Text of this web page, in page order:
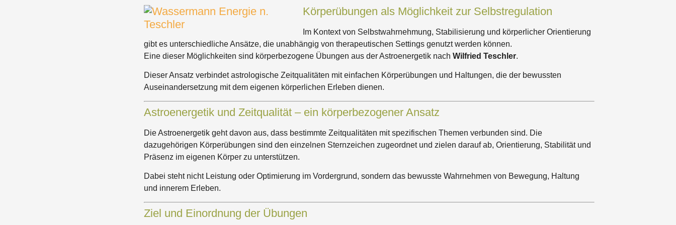
Körperübungen als Möglichkeit zur Selbstregulation
Im Kontext von Selbstwahrnehmung, Stabilisierung und körperlicher Orientierung
gibt es unterschiedliche Ansätze, die unabhängig von therapeutischen Settings genutzt werden können.
Eine dieser Möglichkeiten sind körperbezogene Übungen aus der Astroenergetik nachWilfried Teschler.
Dieser Ansatz verbindet astrologische Zeitqualitäten mit einfachen Körperübungen und Haltungen, die der bewussten
Auseinandersetzung mit dem eigenen körperlichen Erleben dienen.
Astroenergetik und Zeitqualität – ein körperbezogener Ansatz
Die Astroenergetik geht davon aus, dass bestimmte Zeitqualitäten mit spezifischen Themen verbunden sind. Die
dazugehörigen Körperübungen sind den einzelnen Sternzeichen zugeordnet und zielen darauf ab, Orientierung, Stabilität und
Präsenz im eigenen Körper zu unterstützen.
Dabei steht nicht Leistung oder Optimierung im Vordergrund, sondern das bewusste Wahrnehmen von Bewegung, Haltung
und innerem Erleben.
Ziel und Einordnung der Übungen